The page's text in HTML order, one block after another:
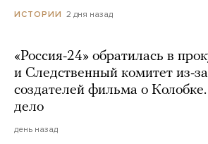
ИСТОРИИ 2 дня назад
«Россия-24» обратилась в
и Следственный комитет из-
создателей фильма о
дело
день назад